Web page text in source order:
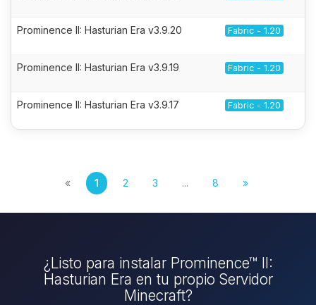
Prominence II: Hasturian Era v3.9.20 Fabric - 1.20
Prominence II: Hasturian Era v3.9.19 Fabric - 1.20
Prominence II: Hasturian Era v3.9.17 Fabric - 1.20
« 1 2 3 ... 8 »
¿Listo para instalar Prominence™ II:
Hasturian Era en tu propio Servidor
Minecraft?